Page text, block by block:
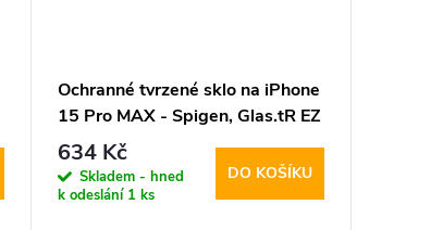
Ochranné tvrzené sklo na iPhone
15 Pro MAX - Spigen, Glas.tR EZ
Fit (2ks s aplikátorem)
634 Kč
Skladem - hned
k odeslání 1 ks
DO KOŠÍKU